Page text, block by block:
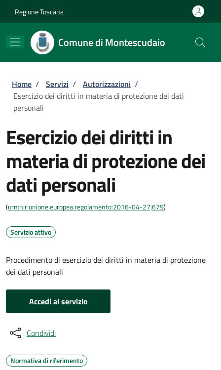
Regione Toscana
Comune di Montescudaio
Briciole di pane
Home / Servizi / Autorizzazioni /
Esercizio dei diritti in materia di protezione dei dati
personali
Esercizio dei diritti in
materia di protezione dei
dati personali
(urn:nir:unione.europea.regolamento:2016-04-27;679)
Servizio attivo
Procedimento di esercizio dei diritti in materia di protezione
dei dati personali
Accedi al servizio
Condividi
Normativa di riferimento